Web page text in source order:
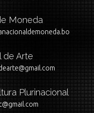
Moneda
de Arte
Plurinacional